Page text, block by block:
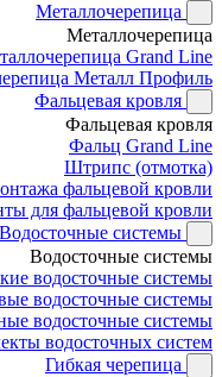
Металлочерепица
Металлочерепица
Grand Line
Металл Профиль
Фальцевая кровля
Фальцевая кровля
Фальц Grand Line
Штрипс (отмотка)
фальцевой кровли
для фальцевой кровли
Водосточные системы
Водосточные системы
водосточные системы
водосточные системы
водосточные системы
водосточных систем
Гибкая черепица